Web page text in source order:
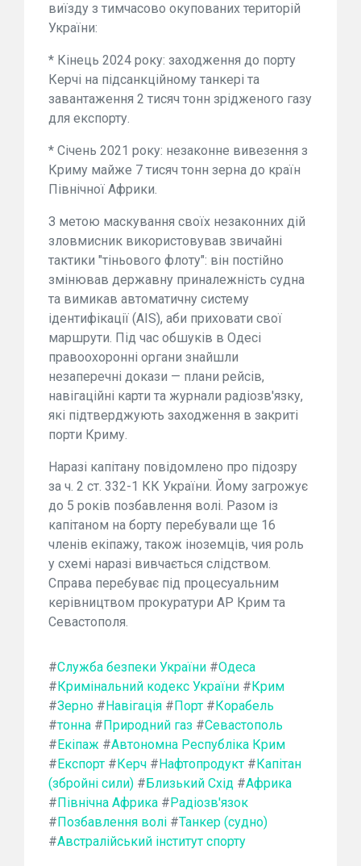
виїзду з тимчасово окупованих територій
України:
* Кінець 2024 року: заходження до порту
Керчі на підсанкційному танкері та
завантаження 2 тисяч тонн зрідженого газу
для експорту.
* Січень 2021 року: незаконне вивезення з
Криму майже 7 тисяч тонн зерна до країн
Північної Африки.
З метою маскування своїх незаконних дій
зловмисник використовував звичайні
тактики "тіньового флоту": він постійно
змінював державну приналежність судна
та вимикав автоматичну систему
ідентифікації (AIS), аби приховати свої
маршрути. Під час обшуків в Одесі
правоохоронні органи знайшли
незаперечні докази — плани рейсів,
навігаційні карти та журнали радіозв'язку,
які підтверджують заходження в закриті
порти Криму.
Наразі капітану повідомлено про підозру
за ч. 2 ст. 332-1 КК України. Йому загрожує
до 5 років позбавлення волі. Разом із
капітаном на борту перебували ще 16
членів екіпажу, також іноземців, чия роль
у схемі наразі вивчається слідством.
Справа перебуває під процесуальним
керівництвом прокуратури АР Крим та
Севастополя.
#Служба безпеки України #Одеса
# Кримінальний кодекс України # Крим
#Зерно # Навігація # Порт # Корабель
#тонна # Природний газ #Севастополь
# Екіпаж #Автономна Республіка Крим
# Експорт # Керч # Нафтопродукт # Капітан
(збройні сили) # Близький Схід #Африка
# Північна Африка # Радіозв'язок
# Позбавлення волі #Танкер (судно)
#Австралійський інститут спорту